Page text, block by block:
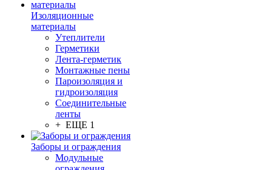
Изоляционные
материалы
Утеплители
Герметики
Лента-герметик
Монтажные пены
Пароизоляция и
гидроизоляция
Соединительные
ленты
+ ЕЩЕ 1
Заборы и ограждения
Модульные